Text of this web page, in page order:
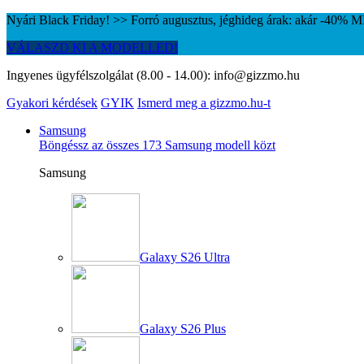
Nyári Black Friday! >> Forró augusztus, jéghideg árak: akár -40%
VÁLASZD KI A MODELLED!
Ingyenes ügyfélszolgálat (8.00 - 14.00): info@gizzmo.hu
Gyakori kérdések GYIK Ismerd meg a gizzmo.hu-t
Samsung
Böngéssz az összes 173 Samsung modell közt
Samsung
Galaxy S26 Ultra
Galaxy S26 Plus